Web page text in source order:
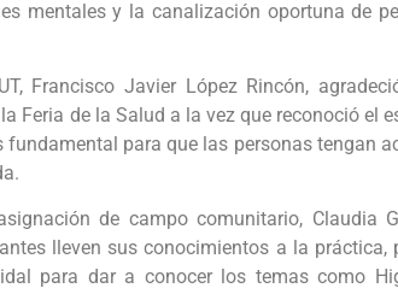
mentales y la canalización oportuna de
Francisco Javier López Rincón,
Feria de la Salud a la vez que reconoció el
para que las personas tengan
de campo comunitario, Claudia
lleven sus conocimientos a la práctica,
para dar a conocer los temas como